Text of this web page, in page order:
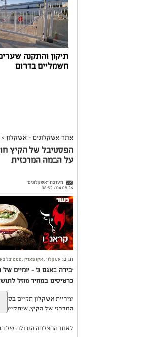
במהלך הפגישה עודכנו
העגינה לא עודכנו, למרות
התחשבות בעוגנים בתקופת
הודגש כי גם לאחר העדכון
בישראל, כשההכנסות
לרווחת בעלי כלי השייט.
מרינת אשקלון מתחדשת
מהם הוא נושא הדקים
תיקון והתקנה
חשמליים בדרום
אתר אשקלונים - אשקלון >
הפסטיבל של הקיץ
על הבמה המרכזית
מערכת "אשקלונים"
04.08.26 / 08:52
תגים: אשקלון, אקו פארק,פסטיבל
כרטיסים במחיר מוזל
המרכזי של הקיץ, שיתקיים בימים רביעי וחמישי, 26-
לאחר ההצלחה הגדולה של